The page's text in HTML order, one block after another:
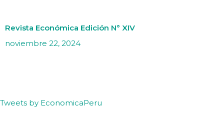
Revista Económica Edición N° XIV
noviembre 22, 2024
Tweets by EconomicaPeru